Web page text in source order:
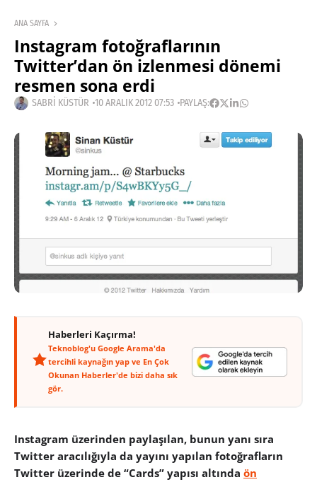
ANA SAYFA
Instagram fotoğraflarının
Twitter’dan ön izlenmesi dönemi
resmen sona erdi
SABRI KÜSTÜR 10 ARALIK 2012 07:53 PAYLAŞ:
Haberleri Kaçırma!
Teknoblog'u Google Arama'da
tercihli kaynağın yap ve En Çok
Okunan Haberler'de bizi daha sık
gör.
Instagram üzerinden paylaşılan, bunun yanı sıra
Twitter aracılığıyla da yayını yapılan fotoğrafların
Twitter üzerinde de “Cards” yapısı altında ön